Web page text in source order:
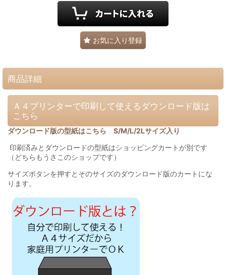
お気に入り登録
商品詳細
Ａ４プリンターで印刷して使えるダウンロード版は
こちら
ダウンロード版の型紙はこちら S/M/L/2Lサイズ入り
印刷済みとダウンロードの型紙はショッピングカートが別です
（どちらもうさこのショップです）
サイズボタンを押すとそのサイズのダウンロード版のカートにな
ります。